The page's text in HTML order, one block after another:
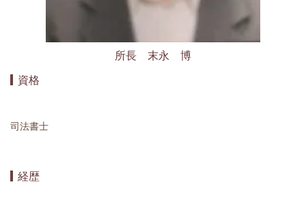
所長 末永 博
資格
司法書士
経歴